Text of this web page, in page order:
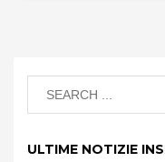
ULTIME NOTIZIE